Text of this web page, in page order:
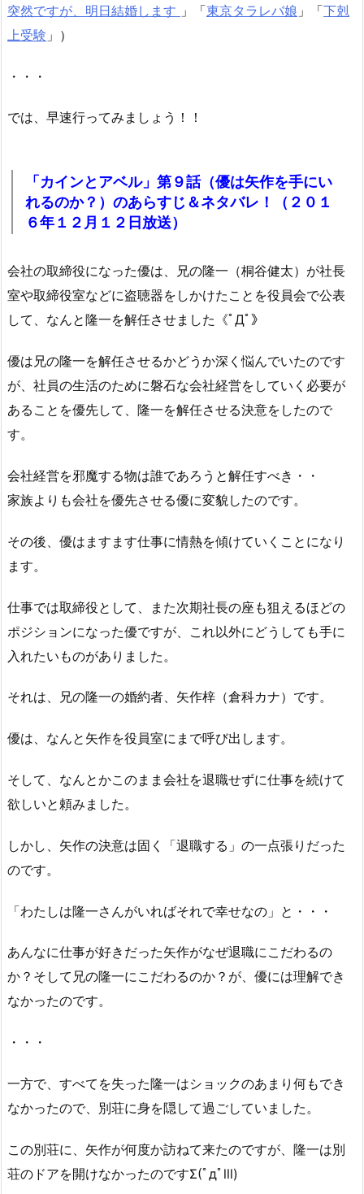
突然ですが、明日結婚します 」「東京タラレバ娘 」「下剋
上受験 」）
・・・
では、早速行ってみましょう！！
「カインとアベル」第９話（優は矢作を手にい
れるのか？）のあらすじ＆ネタバレ！（２０１
６年１２月１２日放送）
会社の取締役になった優は、兄の隆一（桐谷健太）が社長
室や取締役室などに盗聴器をしかけたことを役員会で公表
して、なんと隆一を解任させました《ﾟДﾟ》
優は兄の隆一を解任させるかどうか深く悩んでいたのです
が、社員の生活のために磐石な会社経営をしていく必要が
あることを優先して、隆一を解任させる決意をしたので
す。
会社経営を邪魔する物は誰であろうと解任すべき・・
家族よりも会社を優先させる優に変貌したのです。
その後、優はますます仕事に情熱を傾けていくことになり
ます。
仕事では取締役として、また次期社長の座も狙えるほどの
ポジションになった優ですが、これ以外にどうしても手に
入れたいものがありました。
それは、兄の隆一の婚約者、矢作梓（倉科カナ）です。
優は、なんと矢作を役員室にまで呼び出します。
そして、なんとかこのまま会社を退職せずに仕事を続けて
欲しいと頼みました。
しかし、矢作の決意は固く「退職する」の一点張りだった
のです。
「わたしは隆一さんがいればそれで幸せなの」と・・・
あんなに仕事が好きだった矢作がなぜ退職にこだわるの
か？そして兄の隆一にこだわるのか？が、優には理解でき
なかったのです。
・・・
一方で、すべてを失った隆一はショックのあまり何もでき
なかったので、別荘に身を隠して過ごしていました。
この別荘に、矢作が何度か訪ねて来たのですが、隆一は別
荘のドアを開けなかったのですΣ(ﾟдﾟlll)